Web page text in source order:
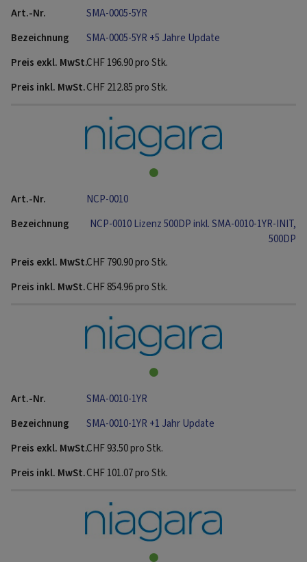
SMA-0005-5YR
SMA-0005-5YR +5 Jahre Update
CHF196.90pro Stk.
CHF212.85pro Stk.
NCP-0010
NCP-0010 Lizenz 500DP inkl. SMA-0010-1YR-INIT,
500DP
CHF790.90pro Stk.
CHF854.96pro Stk.
SMA-0010-1YR
SMA-0010-1YR +1 Jahr Update
CHF93.50pro Stk.
CHF101.07pro Stk.